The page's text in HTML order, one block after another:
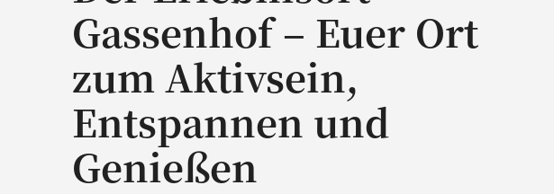
Gassenhof – Euer Ort
zum Aktivsein,
Entspannen und
Genießen